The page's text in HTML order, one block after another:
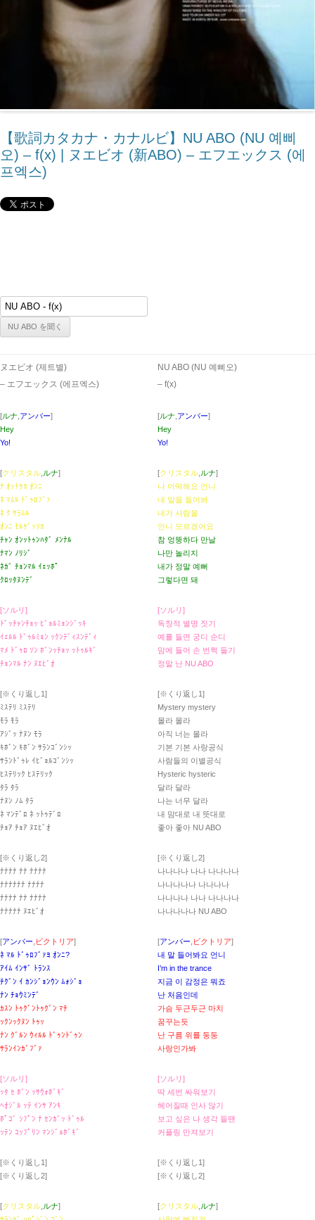
【歌詞カタカナ・カナルビ】NU ABO (NU 예삐
오) – ​f(x) | ヌエビオ (新ABO) – エフエックス (에
프엑스)
ヌエビオ (제트별)
– エフエックス (에프엑스)
[ルナ アンバー]
Hey
Yo!
[クリスタル ルナ]
ﾅ ｵｯﾄｹﾖ ｵﾝﾆ
ﾈ ﾏﾑﾙ ﾄﾞｩﾛﾌﾞｧ
ﾈ ｸ ｻﾗﾑﾙ
ｵﾝﾆ ﾓﾙｹﾞｯｿﾖ
ﾁｬﾝ ｵﾝｯﾄｩﾝﾊﾀﾞ ﾒﾝﾅﾙ
ﾅﾏﾝ ﾉﾘｼﾞ
ﾈｶﾞ ﾁｮﾝﾏﾙ ｲｪｯﾎﾟ
ｸﾛｯﾀﾇﾝﾃﾞ
[ソルリ]
ﾄﾞｯﾁｬﾝﾁｮｯ ﾋﾞｮﾙﾐｮﾝｼﾞｯｷ
ｲｪﾙﾙ ﾄﾞｩﾙﾐｮﾝ ｯｸﾝﾃﾞｨｽﾝﾃﾞｨ
ﾏﾒ ﾄﾞｩﾛ ｿﾝ ﾎﾞﾝｯﾁｮｯ ｯﾄｩﾙｷﾞ
ﾁｮﾝﾏﾙ ﾅﾝ ﾇｴﾋﾞｵ
[※くり返し1]
ﾐｽﾃﾘ ﾐｽﾃﾘ
ﾓﾗ ﾓﾗ
ｱｼﾞｯ ﾅﾇﾝ ﾓﾗ
ｷﾎﾞﾝ ｷﾎﾞﾝ ｻﾗﾝｺﾞﾝｼｯ
ｻﾗﾝﾄﾞｩﾚ ｲﾋﾞｮﾙｺﾞﾝｼｯ
ﾋｽﾃﾘｯｸ ﾋｽﾃﾘｯｸ
ﾀﾗ ﾀﾗ
ﾅﾇﾝ ﾉﾑ ﾀﾗ
ﾈ ﾏﾝﾃﾞﾛ ﾈ ｯﾄｩﾃﾞﾛ
ﾁｮｱ ﾁｮｱ ﾇｴﾋﾞｵ
[※くり返し2]
ﾅﾅﾅﾅ ﾅﾅ ﾅﾅﾅﾅ
ﾅﾅﾅﾅﾅﾅ ﾅﾅﾅﾅ
ﾅﾅﾅﾅ ﾅﾅ ﾅﾅﾅﾅ
ﾅﾅﾅﾅﾅ ﾇｴﾋﾞｵ
[アンバー ビクトリア]
ﾈ ﾏﾙ ﾄﾞｩﾛﾌﾞｧﾖ ｵﾝﾆ?
ｱｲﾑ ｲﾝｻﾞ ﾄﾗﾝｽ
ﾁｸﾞﾝ ｲ ｶﾝｼﾞｮﾝｳﾝ ﾑｫｼﾞｮ
ﾅﾝ ﾁｮｳﾐﾝﾃﾞ
ｶｽﾝ ﾄｩｸﾞﾝﾄｩｸﾞﾝ ﾏﾁ
ｯｸﾝｯｸﾇﾝ ﾄｩｯ
ﾅﾝ ｸﾞﾙﾝ ｳｨﾙﾙ ﾄﾞｩﾝﾄﾞｩﾝ
ｻﾗﾝｲﾝｶﾞﾌﾞｧ
[ソルリ]
ｯﾀ ｾ ﾎﾞﾝ ｯｻｳｫﾎﾞｷﾞ
ﾍｵｼﾞﾙ ｯﾃ ｲﾝｻ ｱﾝｷ
ﾎﾟｺﾞ ｼﾌﾟﾝ ﾅ ｾﾝｶﾞｯ ﾄﾞｩﾙ
ｯﾃﾝ ｺｯﾌﾟﾘﾝ ﾏﾝｼﾞｮﾎﾞｷﾞ
[※くり返し1]
[※くり返し2]
[クリスタル ルナ]
NU ABO (NU 예삐오)
– ​f(x)
[ルナ アンバー]
Hey
Yo!
[クリスタル ルナ]
나 어떡해요 언니
내 말을 들어봐
내가 사람을
언니 모르겠어요
참 엉뚱하다 만날
나만 놀리지
내가 정말 예뻐
그렇다면 돼
[ソルリ]
독창적 별명 짓기
예를 들면 궁디 순디
맘에 들어 손 번쩍 들기
정말 난 NU ABO
[※くり返し1]
Mystery mystery
몰라 몰라
아직 너는 몰라
기본 기본 사랑공식
사람들의 이별공식
Hysteric hysteric
달라 달라
나는 너무 달라
내 맘대로 내 뜻대로
좋아 좋아 NU ABO
[※くり返し2]
나나나나 나나 나나나나
나나나나나 나나나나
나나나나 나나 나나나나
나나나나나 NU ABO
[アンバー ビクトリア]
내 말 들어봐요 언니
I’m in the trance
지금 이 감정은 뭐죠
난 처음인데
가슴 두근두근 마치
꿈꾸는듯
난 구름 위를 둥둥
사랑인가봐
[ソルリ]
딱 세번 싸워보기
헤어질때 인사 않기
보고 싶은 나 생각 들땐
커플링 만져보기
[※くり返し1]
[※くり返し2]
[クリスタル ルナ]